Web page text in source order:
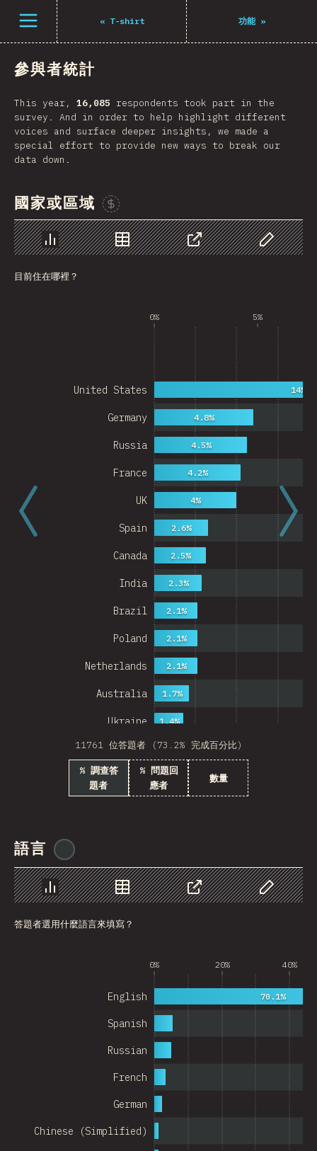
打開選單 « T-shirt 功能»
參與者統計
This year, 16,085 respondents took part in the
survey. And in order to help highlight different
voices and surface deeper insights, we made a
special effort to provide new ways to break our
data down.
國家或區域
贊助這張圖表
圖表 資料 分享
自訂資料
目前住在哪裡？
0% 5%
Romania
Korea
Portugal
Austria
Switzerland
Belgium
Colombia
Japan
Sweden
Ukraine
Australia
Netherlands
Poland
Brazil
India
Canada
Spain
UK
France
Russia
Germany
United States
1.4%
1.4%
1.7%
2.1%
2.1%
2.1%
2.3%
2.5%
2.6%
4%
4.2%
4.5%
4.8%
14%
11761 位答題者 (73.2% 完成百分比)
% 調查答
題者
% 問題回
應者
數量
語言
圖表 資料 分享
自訂資料
答題者選用什麼語言來填寫？
0% 20% 40%
Chinese (Simplified)
German
French
Russian
Spanish
English 70.1%
Navigated to The State of JS 2021